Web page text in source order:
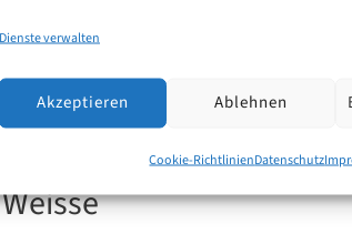
Dienste verwalten
Akzeptieren Ablehnen
Cookie-RichtlinienDatenschutz